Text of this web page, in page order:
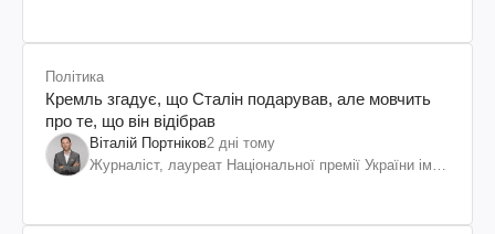
Політика
Кремль згадує, що Сталін подарував, але мовчить
про те, що він відібрав
Віталій Портніков2 дні тому
Журналіст, лауреат Національної премії України ім.